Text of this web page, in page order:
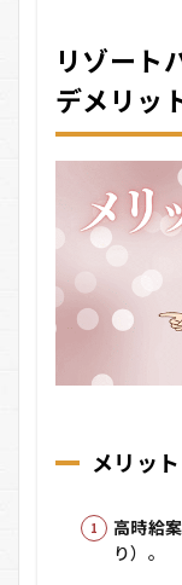
リゾート
デメリッ
メリット
高時給
り）。